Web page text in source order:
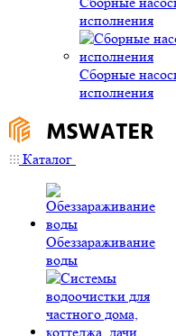
исполнения
Сборные
исполнения
Каталог
Обеззараживание
воды